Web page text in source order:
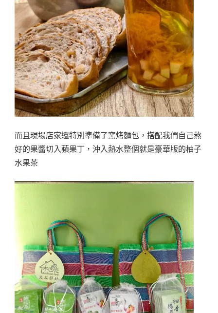
而且現場店家還特別準備了窯烤麵包，搭配我們自己熬
好的果醬切入蘋果丁，沖入熱水整個就是豪華版的柚子
水果茶